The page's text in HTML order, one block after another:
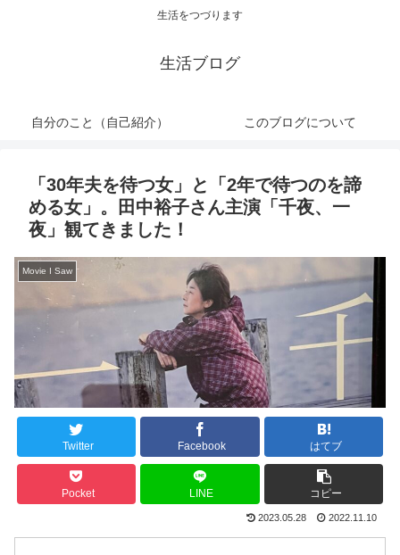
生活をつづります
生活ブログ
自分のこと（自己紹介） このブログについて
「30年夫を待つ女」と「2年で待つのを諦
める女」。田中裕子さん主演「千夜、一
夜」観てきました！
Movie I Saw
Twitter Facebook はてブ
Pocket LINE コピー
2023.05.28 2022.11.10